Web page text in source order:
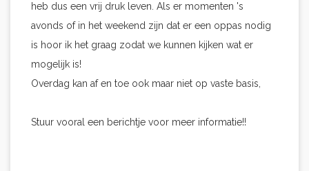
heb dus een vrij druk leven. Als er momenten 's
avonds of in het weekend zijn dat er een oppas nodig
is hoor ik het graag zodat we kunnen kijken wat er
mogelijk is!
Overdag kan af en toe ook maar niet op vaste basis,
Stuur vooral een berichtje voor meer informatie!!